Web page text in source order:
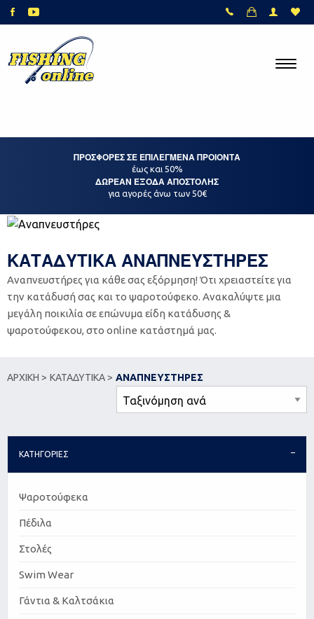
ΠΡΟΣΦΟΡΕΣ ΣΕ ΕΠΙΛΕΓΜΕΝΑ ΠΡΟΙΟΝΤΑ
έως και 50%
ΔΩΡΕΑΝ ΕΞΟΔΑ ΑΠΟΣΤΟΛΗΣ
για αγορές άνω των 50€
ΚΑΤΑΔΥΤΙΚΑ ΑΝΑΠΝΕΥΣΤΗΡΕΣ
Αναπνευστήρες για κάθε σας εξόρμηση! Ότι χρειαστείτε για
την κατάδυσή σας και το ψαροτούφεκο. Ανακαλύψτε μια
μεγάλη ποικιλία σε επώνυμα είδη κατάδυσης &
ψαροτούφεκου, στο online κατάστημά μας.
ΑΡΧΙΚΗ > ΚΑΤΑΔΥΤΙΚΑ > ΑΝΑΠΝΕΥΣΤΗΡΕΣ
ΚΑΤΗΓΟΡΙΕΣ
Ψαροτούφεκα
Πέδιλα
Στολές
Swim Wear
Γάντια & Καλτσάκια